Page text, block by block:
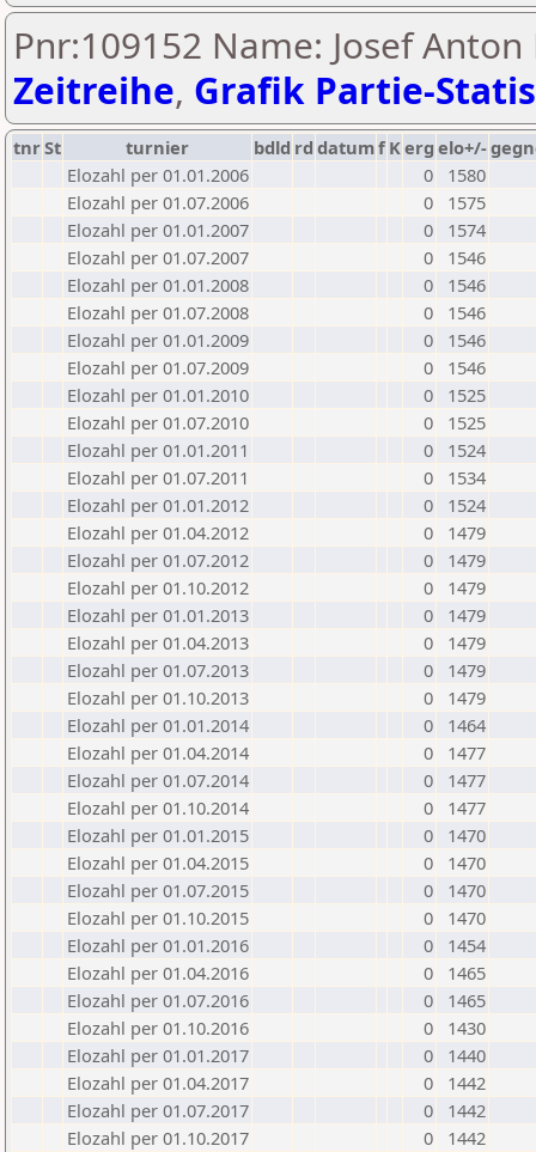
Pnr:109152 Name: Josef
Zeitreihe, Grafik Partie-
tnrSt turnier bdld rd datumf Kerg elo+/-
Elozahl per 01.01.2006
0
1580
Elozahl per 01.07.2006
0
1575
Elozahl per 01.01.2007
0
1574
Elozahl per 01.07.2007
0
1546
Elozahl per 01.01.2008
0
1546
Elozahl per 01.07.2008
0
1546
Elozahl per 01.01.2009
0
1546
Elozahl per 01.07.2009
0
1546
Elozahl per 01.01.2010
0
1525
Elozahl per 01.07.2010
0
1525
Elozahl per 01.01.2011
0
1524
Elozahl per 01.07.2011
0
1534
Elozahl per 01.01.2012
0
1524
Elozahl per 01.04.2012
0
1479
Elozahl per 01.07.2012
0
1479
Elozahl per 01.10.2012
0
1479
Elozahl per 01.01.2013
0
1479
Elozahl per 01.04.2013
0
1479
Elozahl per 01.07.2013
0
1479
Elozahl per 01.10.2013
0
1479
Elozahl per 01.01.2014
0
1464
Elozahl per 01.04.2014
0
1477
Elozahl per 01.07.2014
0
1477
Elozahl per 01.10.2014
0
1477
Elozahl per 01.01.2015
0
1470
Elozahl per 01.04.2015
0
1470
Elozahl per 01.07.2015
0
1470
Elozahl per 01.10.2015
0
1470
Elozahl per 01.01.2016
0
1454
Elozahl per 01.04.2016
0
1465
Elozahl per 01.07.2016
0
1465
Elozahl per 01.10.2016
0
1430
Elozahl per 01.01.2017
0
1440
Elozahl per 01.04.2017
0
1442
Elozahl per 01.07.2017
0
1442
Elozahl per 01.10.2017
0
1442